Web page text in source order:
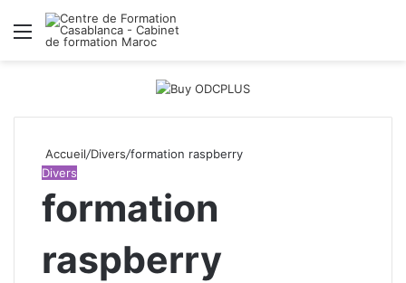
Menu
Accueil/Divers/formation raspberry
Divers
formation
raspberry